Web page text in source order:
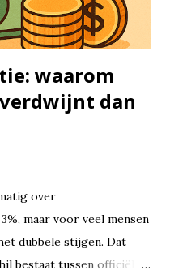
het vrijwel niemand
waarom
dan
over
maar voor veel mensen
dubbele stijgen. Dat
bestaat tussen officiële